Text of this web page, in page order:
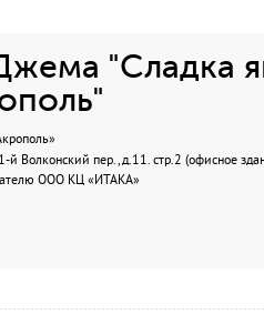
"Сладка
й Волконский пер., д.11. стр.2 (офисное
ООО КЦ «ИТАКА»